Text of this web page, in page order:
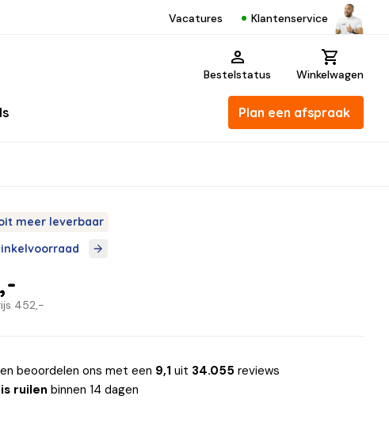
Vacatures Klantenservice
Bestelstatus Winkelwagen
Plan een afspraak
meer leverbaar
452,-
beoordelen ons met een 9,1 uit 34.055 reviews
ruilen binnen 14 dagen